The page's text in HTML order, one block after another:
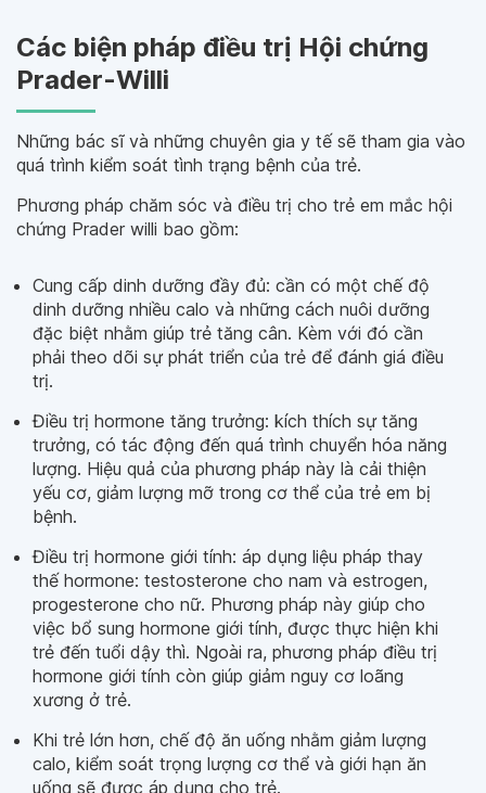
Các biện pháp điều trị Hội chứng
Prader-Willi
Những bác sĩ và những chuyên gia y tế sẽ tham gia vào
quá trình kiểm soát tình trạng bệnh của trẻ.
Phương pháp chăm sóc và điều trị cho trẻ em mắc hội
chứng Prader willi bao gồm:
Cung cấp dinh dưỡng đầy đủ: cần có một chế độ
dinh dưỡng nhiều calo và những cách nuôi dưỡng
đặc biệt nhằm giúp trẻ tăng cân. Kèm với đó cần
phải theo dõi sự phát triển của trẻ để đánh giá điều
trị.
Điều trị hormone tăng trưởng: kích thích sự tăng
trưởng, có tác động đến quá trình chuyển hóa năng
lượng. Hiệu quả của phương pháp này là cải thiện
yếu cơ, giảm lượng mỡ trong cơ thể của trẻ em bị
bệnh.
Điều trị hormone giới tính: áp dụng liệu pháp thay
thế hormone: testosterone cho nam và estrogen,
progesterone cho nữ. Phương pháp này giúp cho
việc bổ sung hormone giới tính, được thực hiện khi
trẻ đến tuổi dậy thì. Ngoài ra, phương pháp điều trị
hormone giới tính còn giúp giảm nguy cơ loãng
xương ở trẻ.
Khi trẻ lớn hơn, chế độ ăn uống nhằm giảm lượng
calo, kiểm soát trọng lượng cơ thể và giới hạn ăn
uống sẽ được áp dụng cho trẻ.